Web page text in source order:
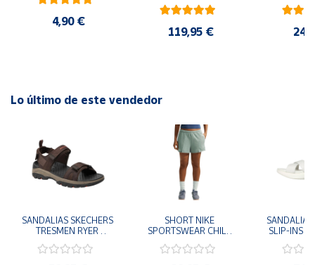
4,90 €
NEGRO JR6303
HOMBRE
119,95 €
Lo último de este vendedor
SANDALIAS SKECHERS
TRESMEN RYER
205112-CHOC
SHORT NIKE
SPORTSWEAR CHILL
006 PANTALONES
SANDALIAS
SLIP-INS